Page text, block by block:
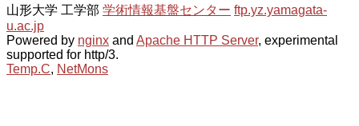
山形大学 工学部 学術情報基盤センター ftp.yz.yamagata-
u.ac.jp
Powered by nginx and Apache HTTP Server, experimental
supported for http/3.
Temp.C, NetMons